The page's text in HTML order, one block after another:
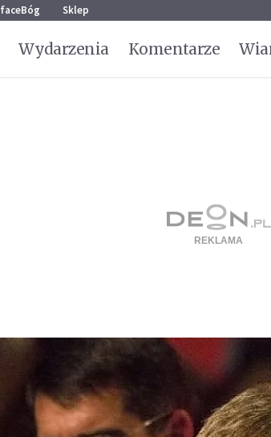
faceBóg Sklep
Wydarzenia Komentarze